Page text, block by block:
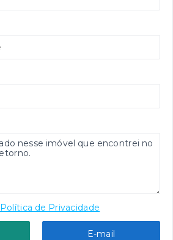
Política de Privacidade
E-mail